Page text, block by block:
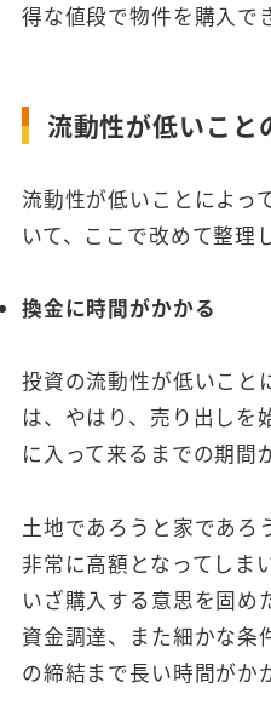
得な値段で物件を購入で
流動性が低いこと
流動性が低いことによっ
いて、ここで改めて整理
換金に時間がかかる
投資の流動性が低いこと
は、やはり、売り出しを
に入って来るまでの期間
土地であろうと家であろ
非常に高額となってしま
いざ購入する意思を固め
資金調達、また細かな条
の締結まで長い時間がか